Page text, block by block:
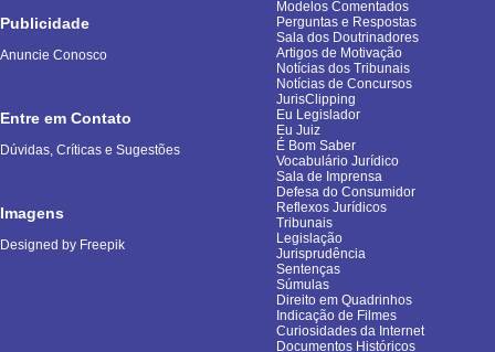
Publicidade
Anuncie Conosco
Entre em Contato
Dúvidas, Críticas e Sugestões
Imagens
Designed by Freepik
Modelos Comentados
Perguntas e Respostas
Sala dos Doutrinadores
Artigos de Motivação
Notícias dos Tribunais
Notícias de Concursos
JurisClipping
Eu Legislador
Eu Juiz
É Bom Saber
Vocabulário Jurídico
Sala de Imprensa
Defesa do Consumidor
Reflexos Jurídicos
Tribunais
Legislação
Jurisprudência
Sentenças
Súmulas
Direito em Quadrinhos
Indicação de Filmes
Curiosidades da Internet
Documentos Históricos